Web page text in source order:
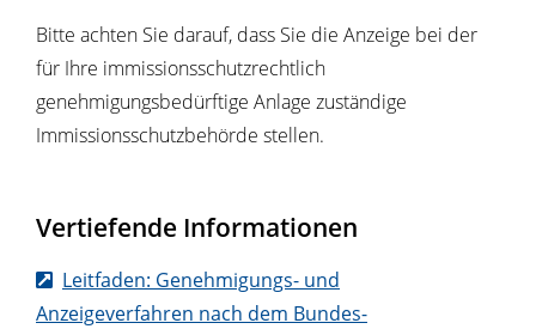
Bitte achten Sie darauf, dass Sie die Anzeige bei der
für Ihre immissionsschutzrechtlich
genehmigungsbedürftige Anlage zuständige
Immissionsschutzbehörde stellen.
Vertiefende Informationen
Leitfaden: Genehmigungs- und
Anzeigeverfahren nach dem Bundes-